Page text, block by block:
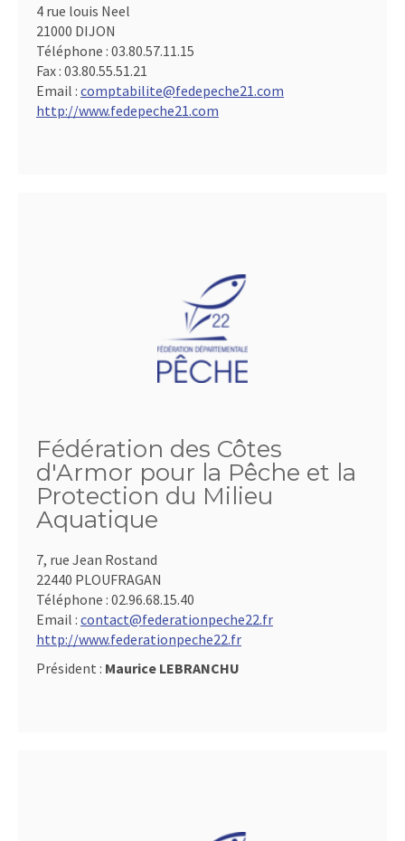
4 rue louis Neel
21000 DIJON
Téléphone : 03.80.57.11.15
Fax : 03.80.55.51.21
Email : comptabilite@fedepeche21.com
http://www.fedepeche21.com
Fédération des Côtes
d'Armor pour la Pêche et la
Protection du Milieu
Aquatique
7, rue Jean Rostand
22440 PLOUFRAGAN
Téléphone : 02.96.68.15.40
Email : contact@federationpeche22.fr
http://www.federationpeche22.fr
Président : Maurice LEBRANCHU